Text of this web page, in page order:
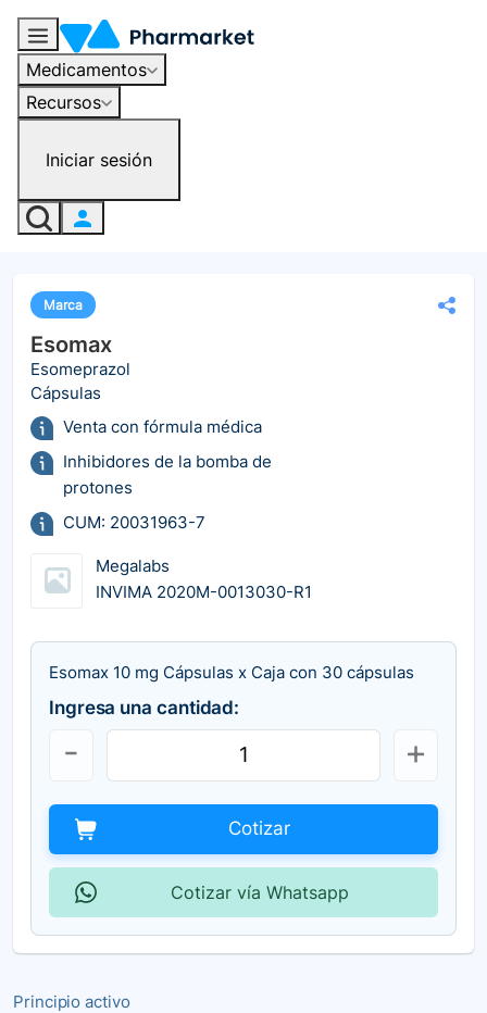
Medicamentos
Recursos
Iniciar sesión
Principio activo
Marca
Esomax
Esomeprazol
Cápsulas
Venta con fórmula médica
Inhibidores de la bomba de
protones
CUM: 20031963-7
Megalabs
INVIMA 2020M-0013030-R1
Esomax 10 mg Cápsulas x Caja con 30 cápsulas
Ingresa una cantidad:
Cotizar
Cotizar vía Whatsapp